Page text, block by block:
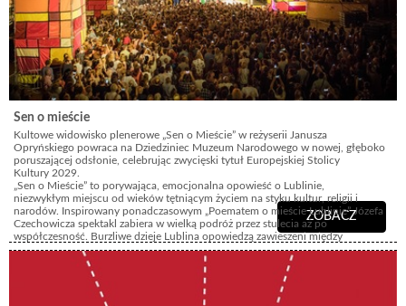
Sen o mieście
Kultowe widowisko plenerowe „Sen o Mieście” w reżyserii Janusza
Opryńskiego powraca na Dziedziniec Muzeum Narodowego w nowej, głęboko
poruszającej odsłonie, celebrując zwycięski tytuł Europejskiej Stolicy
Kultury 2029.
„Sen o Mieście” to porywająca, emocjonalna opowieść o Lublinie,
niezwykłym miejscu od wieków tętniącym życiem na styku kultur, religii i
narodów. Inspirowany ponadczasowym „Poematem o mieście Lublinie” Józefa
Czechowicza spektakl zabiera w wielką podróż przez stulecia aż po
współczesność. Burzliwe dzieje Lublina opowiedzą zawieszeni między
ziemią a niebem artyści cyrkowi i akrobaci, balansujący na linie i
tańczący na podniebnych szarfach. Całość dopełnia monumentalna
scenografia Jarosława Koziary, autorska muzyka Rafała Rozmusa oraz
głosy, które poniosą tę opowieść: historyczną narrację przeczyta
Zbigniew Dziduch, a fragmenty poezji Józefa Czechowicza zaprezentuje
ZOBACZ